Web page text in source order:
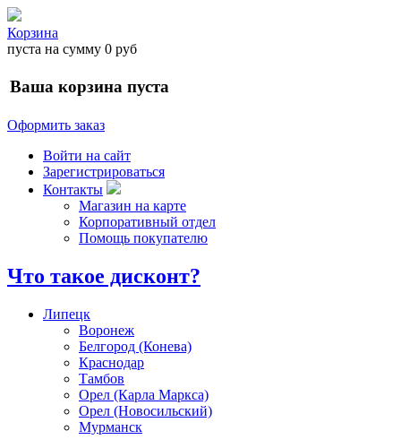
Корзина
пуста на сумму 0 руб
Ваша корзина пуста
Оформить заказ
Войти на сайт
Зарегистрироваться
Контакты
Магазин на карте
Корпоративный отдел
Помощь покупателю
Что такое дисконт?
Липецк
Воронеж
Белгород (Конева)
Краснодар
Тамбов
Орел (Карла Маркса)
Орел (Новосильский)
Мурманск